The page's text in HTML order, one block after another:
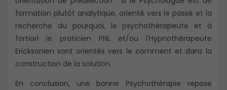
formation plutôt analytique, orienté vers le passé et la
recherche du pourquoi, le psychothérapeute et à
fortiori le praticien PNL et/ou l'Hypnothérapeute
Ericksonien sont orientés vers le comment et dans la
construction de la solution.
En conclusion, une bonne Psychothérapie repose